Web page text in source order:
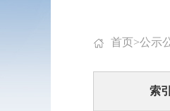
首页 >公示
索